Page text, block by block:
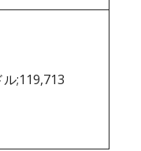
ル;119,713